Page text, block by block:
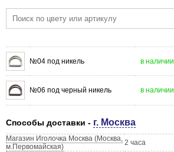
№04 под никель в наличии
№06 под черный никель в наличии
Способы доставки - г. Москва
Магазин Иголочка Москва (Москва,
м.Первомайская)
2 часа